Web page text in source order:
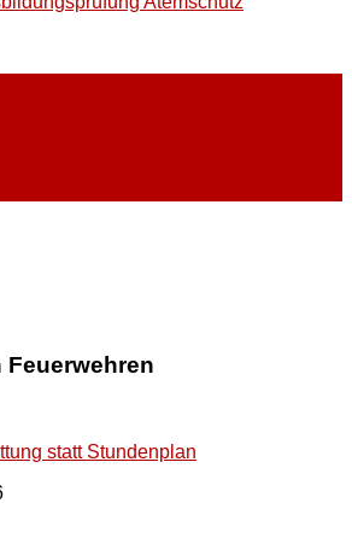
Feuerwehren
statt Stundenplan